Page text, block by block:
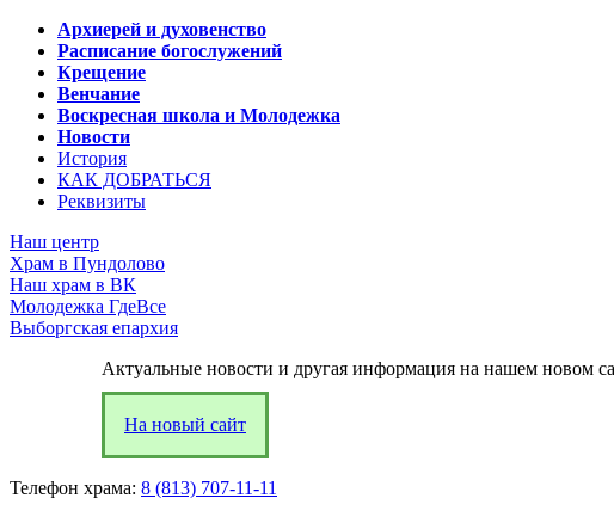
Архиерей и духовенство
Расписание богослужений
Крещение
Венчание
Воскресная школа и Молодежка
Новости
История
КАК ДОБРАТЬСЯ
Реквизиты
Наш центр
Храм в Пундолово
Наш храм в ВК
Молодежка ГдеВсе
Выборгская епархия
Актуальные новости и другая информация на нашем новом
На новый сайт
Телефон храма: 8 (813) 707-11-11